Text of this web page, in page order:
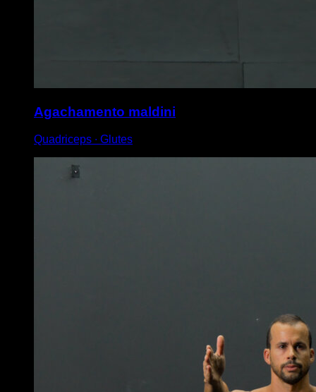
Agachamento maldini
Quadriceps ∙ Glutes